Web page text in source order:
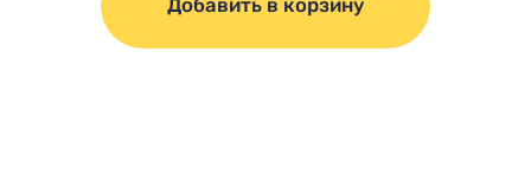
Добавить в корзину